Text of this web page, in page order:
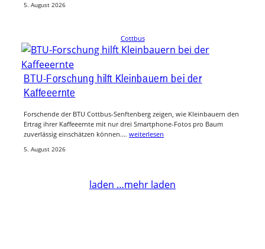
5. August 2026
Cottbus
BTU-Forschung hilft Kleinbauern bei der
Kaffeeernte
Forschende der BTU Cottbus-Senftenberg zeigen, wie Kleinbauern den
Ertrag ihrer Kaffeeernte mit nur drei Smartphone-Fotos pro Baum
zuverlässig einschätzen können.… weiterlesen
5. August 2026
laden …mehr laden